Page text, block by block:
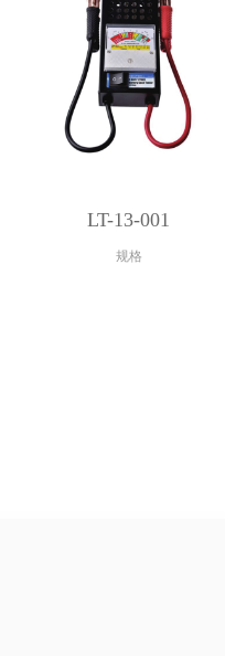
LT-13-001
规格